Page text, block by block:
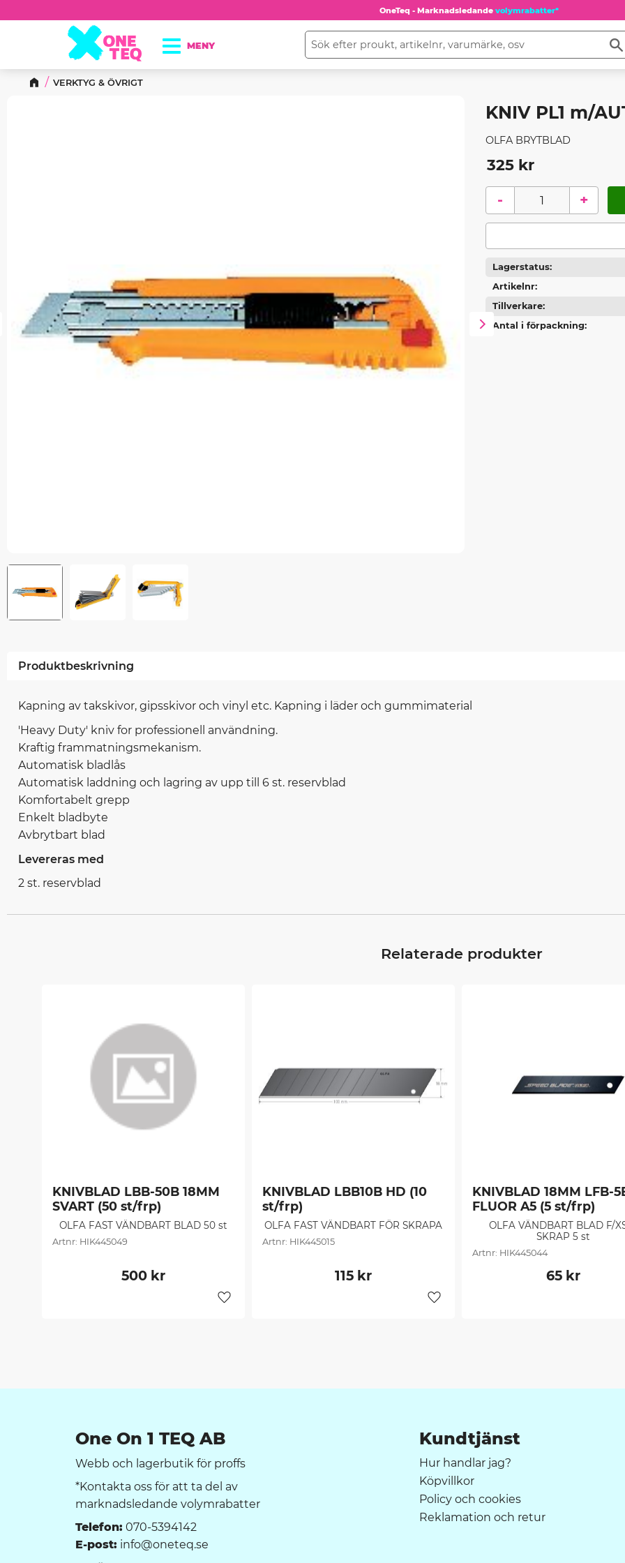
OneTeq - Marknadsledande volymrabatter*
VERKTYG & ÖVRIGT
KNIV PL1 m/
OLFA BRYTBLAD
325kr
+
-
Lagerstatus
Artikelnr
Tillverkare
Antal i förpackning
Produktbeskrivning
Kapning av takskivor, gipsskivor och vinyl etc. Kapning i läder och gummimaterial
'Heavy Duty' kniv for professionell användning.
Kraftig frammatningsmekanism.
Automatisk bladlås
Automatisk laddning och lagring av upp till 6 st. reservblad
Komfortabelt grepp
Enkelt bladbyte
Avbrytbart blad
Levereras med
2 st. reservblad
Relaterade produkter
KNIVBLAD LBB-50B 18MM
SVART (50 st/frp)
OLFA FAST VÄNDBART BLAD 50 st
HIK445049
500 kr
Lägg till i favoriter
KNIVBLAD LBB10B HD (10
st/frp)
OLFA FAST VÄNDBART FÖR SKRAPA
HIK445015
115 kr
Lägg till i favoriter
KNIVBLAD 18MM LFB-
FLUOR A5 (5 st/frp)
OLFA VÄNDBART BLAD F/
SKRAP 5 st
HIK445044
65 kr
One On 1 TEQ AB
Webb och lagerbutik för proffs
*Kontakta oss för att ta del av
marknadsledande volymrabatter
Telefon: 070-5394142
E-post: info@oneteq.se
Kundtjänst
Hur handlar jag?
Köpvillkor
Policy och cookies
Reklamation och retur